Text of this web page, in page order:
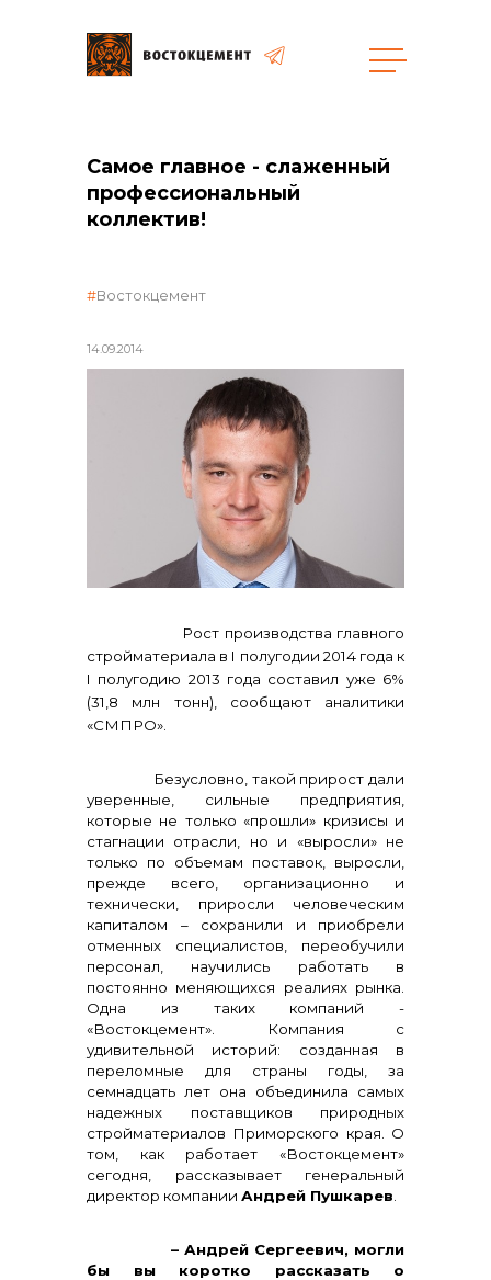
реализация неликвидов
контакты отдела закупок
Самое главное - слаженный
профессиональный
коллектив!
14.09.2014
Востокцемент
Рост производства главного
стройматериала в I полугодии 2014 года к
I полугодию 2013 года составил уже 6%
(31,8 млн тонн), сообщают аналитики
«СМПРО».
Безусловно, такой прирост дали
уверенные, сильные предприятия,
которые не только «прошли» кризисы и
стагнации отрасли, но и «выросли» не
только по объемам поставок, выросли,
прежде всего, организационно и
технически, приросли человеческим
капиталом – сохранили и приобрели
отменных специалистов, переобучили
персонал, научились работать в
постоянно меняющихся реалиях рынка.
Одна из таких компаний -
«Востокцемент». Компания с
удивительной историй: созданная в
переломные для страны годы, за
семнадцать лет она объединила самых
надежных поставщиков природных
стройматериалов Приморского края. О
том, как работает «Востокцемент»
сегодня, рассказывает генеральный
директор компании Андрей Пушкарев
– Андрей Сергеевич, могли
бы вы коротко рассказать о